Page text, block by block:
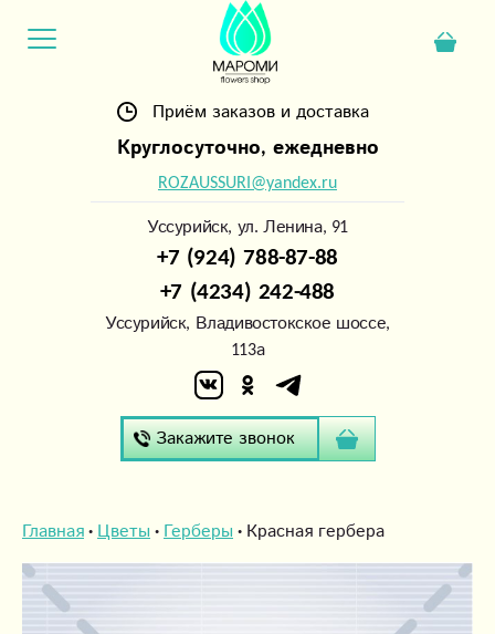
Приём заказов и доставка
Круглосуточно, ежедневно
ROZAUSSURI@yandex.ru
Уссурийск, ул. Ленина, 91
+7 (924) 788-87-88
+7 (4234) 242-488
Уссурийск, Владивостокское шоссе,
113а
Закажите звонок
Главная Цветы Герберы Красная гербера